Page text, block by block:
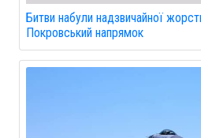
Битви набули надзвичайної
Покровський напрямок